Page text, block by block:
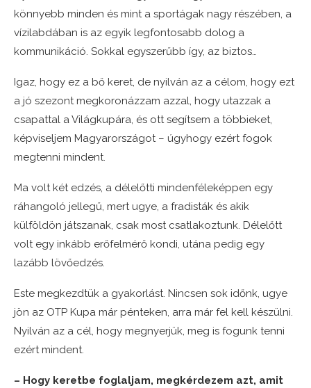
könnyebb minden és mint a sportágak nagy részében, a
vízilabdában is az egyik legfontosabb dolog a
kommunikáció. Sokkal egyszerűbb így, az biztos…
Igaz, hogy ez a bő keret, de nyilván az a célom, hogy ezt
a jó szezont megkoronázzam azzal, hogy utazzak a
csapattal a Világkupára, és ott segítsem a többieket,
képviseljem Magyarországot – úgyhogy ezért fogok
megtenni mindent.
Ma volt két edzés, a délelőtti mindenféleképpen egy
ráhangoló jellegű, mert ugye, a fradisták és akik
külföldön játszanak, csak most csatlakoztunk. Délelőtt
volt egy inkább erőfelmérő kondi, utána pedig egy
lazább lövőedzés.
Este megkezdtük a gyakorlást. Nincsen sok időnk, ugye
jön az OTP Kupa már pénteken, arra már fel kell készülni.
Nyilván az a cél, hogy megnyerjük, meg is fogunk tenni
ezért mindent.
– Hogy keretbe foglaljam, megkérdezem azt, amit